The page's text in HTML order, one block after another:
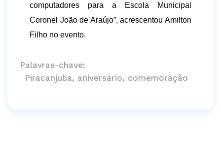
computadores para a Escola Municipal
Coronel João de Araújo”, acrescentou Amilton
Filho no evento.
Palavras-chave:
Piracanjuba, aniversário, comemoração